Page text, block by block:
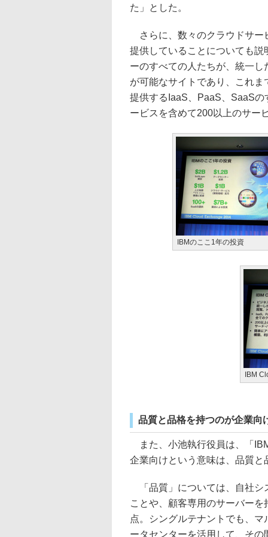
た」とした。
さらに、数々のクラウドサー
提供していることについても
ーのすべての人たちが、統一
が可能なサイトであり、これ
提供するIaaS、PaaS、SaaS
ービスを含めて200以上のサー
IBMのここ1年の投資
IBM
品質と品格を持つのが企業向
また、小池執行役員は、「
企業向けという意味は、品質
「品質」については、自社シ
ことや、顧客専用のサーバー
点。シングルテナントでも、
ータセンターを活用して、そ